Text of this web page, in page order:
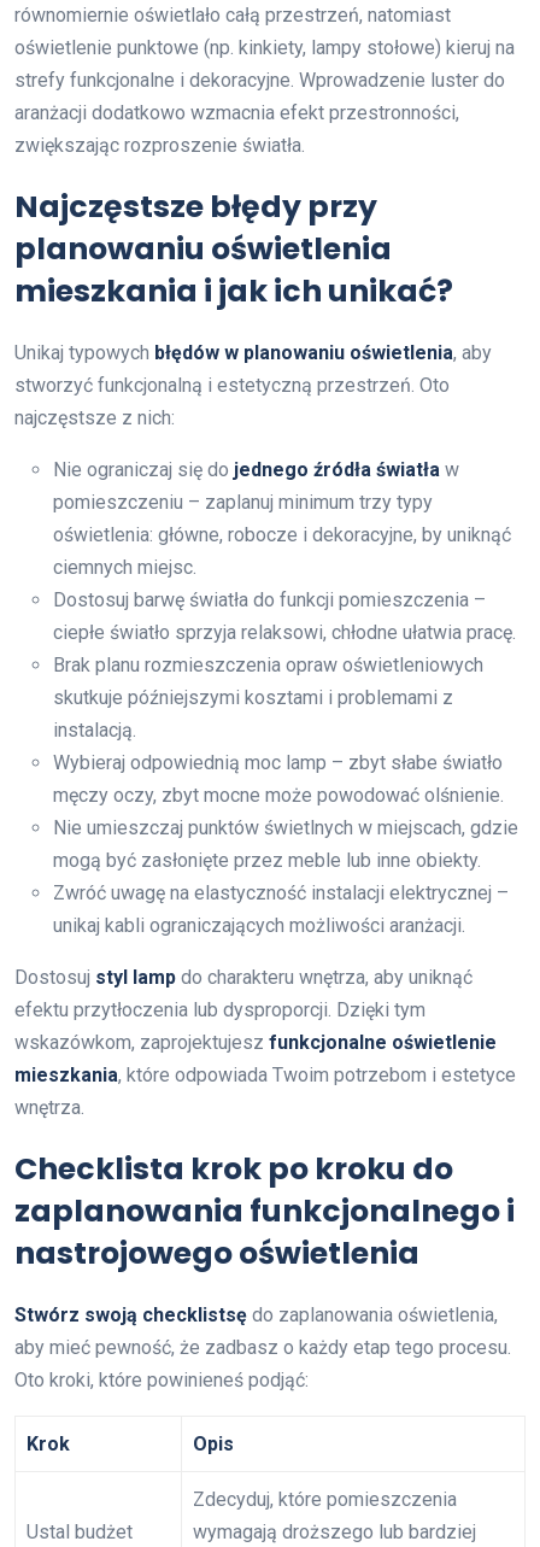
równomiernie oświetlało całą przestrzeń, natomiast
oświetlenie punktowe (np. kinkiety, lampy stołowe) kieruj na
strefy funkcjonalne i dekoracyjne. Wprowadzenie luster do
aranżacji dodatkowo wzmacnia efekt przestronności,
zwiększając rozproszenie światła.
Najczęstsze błędy przy
planowaniu oświetlenia
mieszkania i jak ich unikać?
Unikaj typowych błędów w planowaniu oświetlenia, aby
stworzyć funkcjonalną i estetyczną przestrzeń. Oto
najczęstsze z nich:
Nie ograniczaj się do jednego źródła światła w
pomieszczeniu – zaplanuj minimum trzy typy
oświetlenia: główne, robocze i dekoracyjne, by uniknąć
ciemnych miejsc.
Dostosuj barwę światła do funkcji pomieszczenia –
ciepłe światło sprzyja relaksowi, chłodne ułatwia pracę.
Brak planu rozmieszczenia opraw oświetleniowych
skutkuje późniejszymi kosztami i problemami z
instalacją.
Wybieraj odpowiednią moc lamp – zbyt słabe światło
męczy oczy, zbyt mocne może powodować olśnienie.
Nie umieszczaj punktów świetlnych w miejscach, gdzie
mogą być zasłonięte przez meble lub inne obiekty.
Zwróć uwagę na elastyczność instalacji elektrycznej –
unikaj kabli ograniczających możliwości aranżacji.
Dostosuj styl lamp do charakteru wnętrza, aby uniknąć
efektu przytłoczenia lub dysproporcji. Dzięki tym
wskazówkom, zaprojektujesz funkcjonalne oświetlenie
mieszkania, które odpowiada Twoim potrzebom i estetyce
wnętrza.
Checklista krok po kroku do
zaplanowania funkcjonalnego i
nastrojowego oświetlenia
Stwórz swoją checklistsę do zaplanowania oświetlenia,
aby mieć pewność, że zadbasz o każdy etap tego procesu.
Oto kroki, które powinieneś podjąć:
Krok Opis
Ustal budżet
Zdecyduj, które pomieszczenia
wymagają droższego lub bardziej